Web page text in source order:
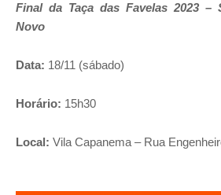
Final da Taça das Favelas 2023 –
Novo
Data: 18/11 (sábado)
Horário: 15h30
Local: Vila Capanema – Rua